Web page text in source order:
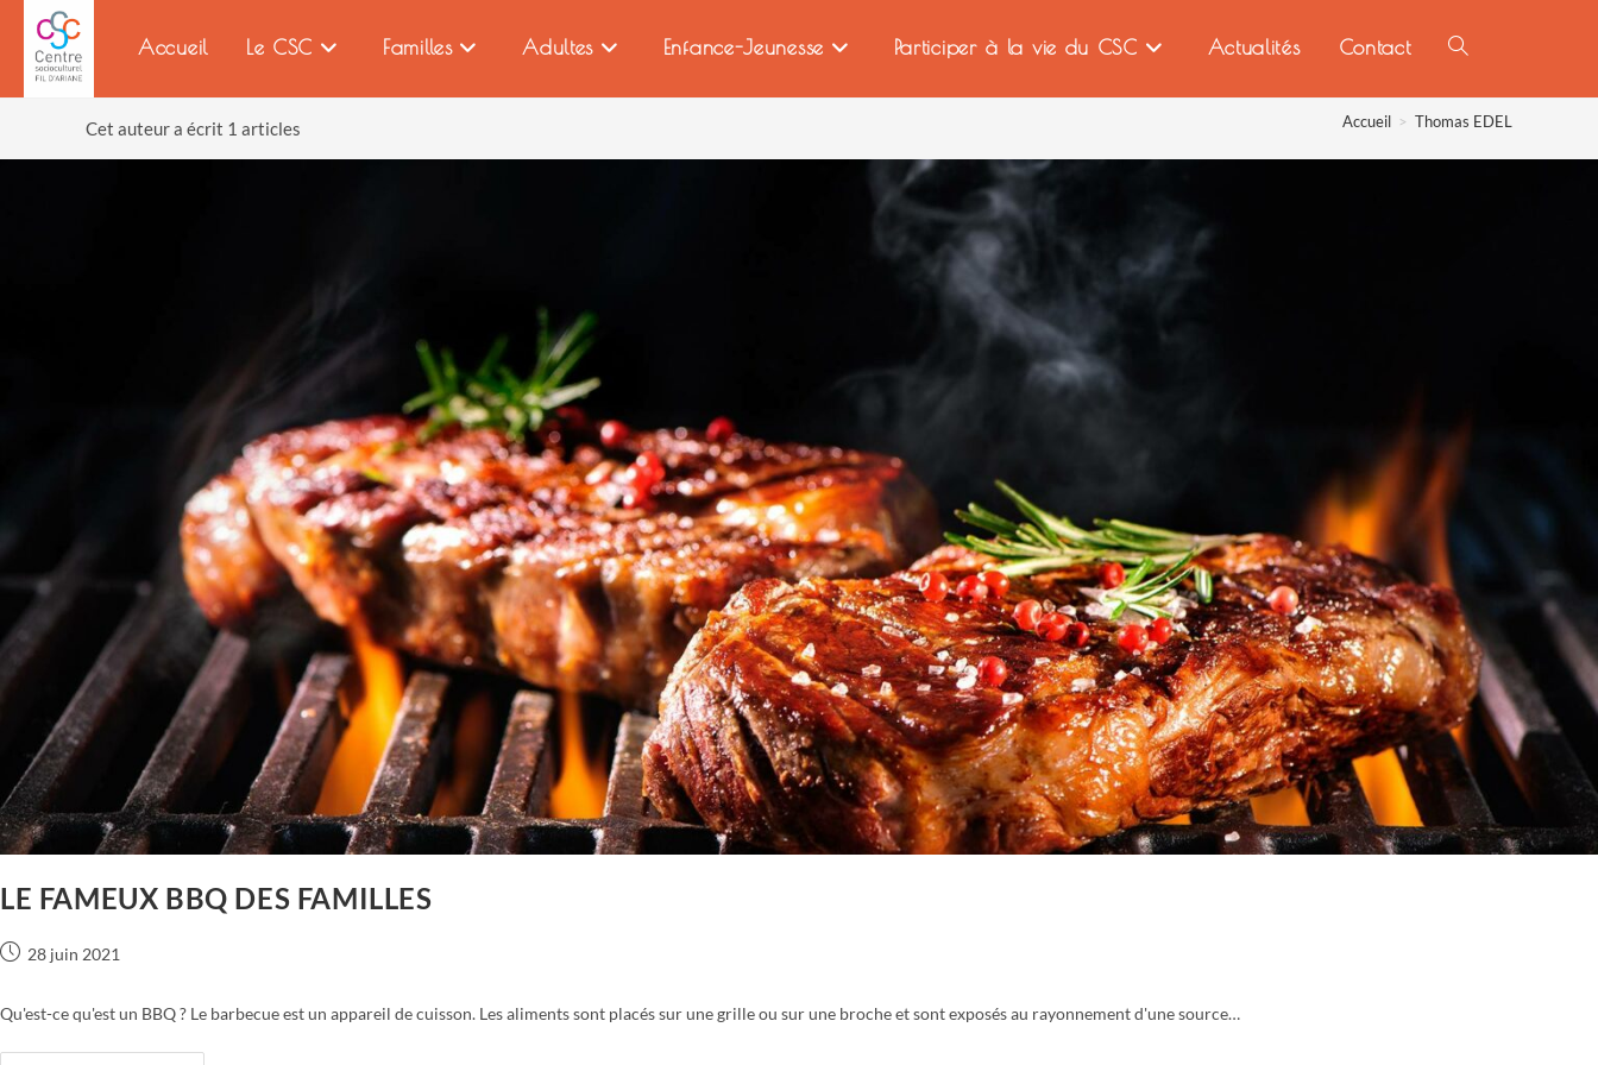
Accueil Le CSC Familles Adultes Enfance-Jeunesse Participer à la vie du CSC Actualités Contact
Cet auteur a écrit 1 articles Accueil > Thomas EDEL
LE FAMEUX BBQ DES FAMILLES
28 juin 2021
Qu'est-ce qu'est un BBQ ? Le barbecue est un appareil de cuisson. Les aliments sont placés sur une grille ou sur une broche et sont exposés au rayonnement d'une source…